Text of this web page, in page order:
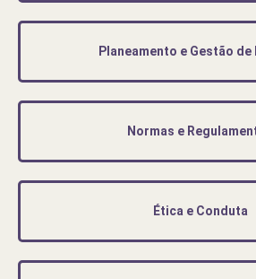
Planeamento e Gestão de
Normas e
Ética e Conduta